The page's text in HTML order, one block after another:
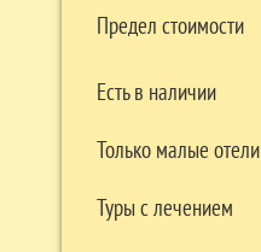
Предел стоимости
Есть в наличии
Только малые отели
Туры с лечением